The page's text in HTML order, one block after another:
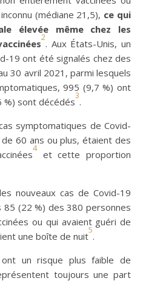
(médiane 21,5), ce qui
élevée même chez les
2
. Aux États-Unis, un
19 ont été signalés chez des
30 avril 2021, parmi lesquels
995 (9,7 %) ont
sont décédés
3
.
symptomatiques de Covid-
60 ans ou plus, étaient des
4
et cette proportion
nouveaux cas de Covid-19
85 (22 %) des 380 personnes
ou qui avaient guéri de
une boîte de nuit
5
.
ont un risque plus faible de
toujours une part